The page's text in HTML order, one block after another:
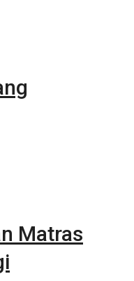
Matras